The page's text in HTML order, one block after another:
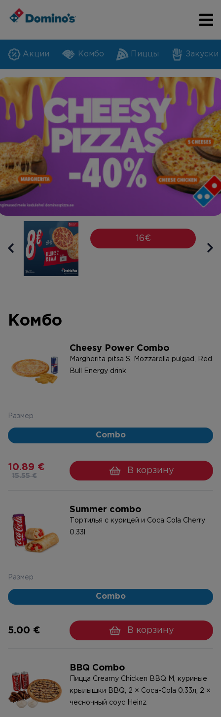
Акции Комбо Пиццы Закуски
16€
Комбо
Cheesy Power Combo
Margherita pitsa S, Mozzarella pulgad, Red
Bull Energy drink
Размер
Combo
10.89 €
15.55 €
В корзину
Summer combo
Тортилья с курицей и Coca Cola Cherry
0.33l
Размер
Combo
5.00 € В корзину
BBQ Combo
Пицца Creamy Chicken BBQ M, куриные
крылышки BBQ, 2 × Coca-Cola 0.33л, 2 ×
чесночный соус Heinz